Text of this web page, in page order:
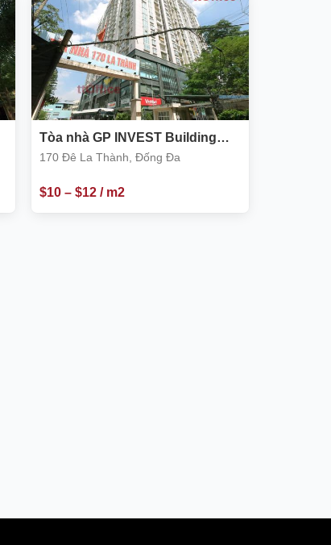
Tòa nhà GP INVEST Building
170 Đê La Thành
170 Đê La Thành, Đống Đa
$10– $12/ m2